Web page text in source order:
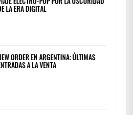
LA ERA DIGITAL
ORDER EN ARGENTINA: ÚLTIMAS
A LA VENTA